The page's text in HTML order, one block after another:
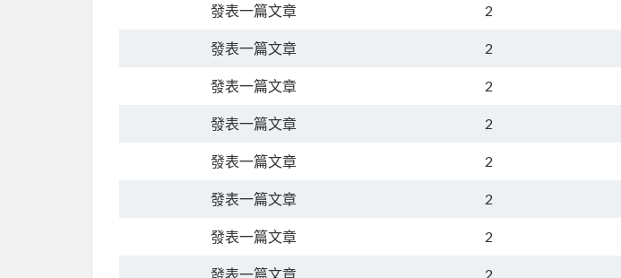
發表一篇文章 2
發表一篇文章 2
發表一篇文章 2
發表一篇文章 2
發表一篇文章 2
發表一篇文章 2
發表一篇文章 2
發表一篇文章 2